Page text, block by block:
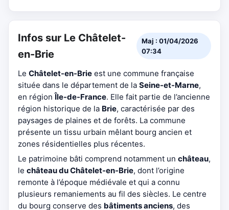
Infos sur Le Châtelet-
en-Brie
Maj : 01/04/2026
07:34
Le Châtelet-en-Brie est une commune française
située dans le département de la Seine-et-Marne,
en régionÎle-de-France. Elle fait partie de l’ancienne
région historique de la Brie, caractérisée par des
paysages de plaines et de forêts. La commune
présente un tissu urbain mêlant bourg ancien et
zones résidentielles plus récentes.
Le patrimoine bâti comprend notamment un château,
le château du Châtelet-en-Brie, dont l’origine
remonte à l’époque médiévale et qui a connu
plusieurs remaniements au fil des siècles. Le centre
du bourg conserve des bâtiments anciens, des